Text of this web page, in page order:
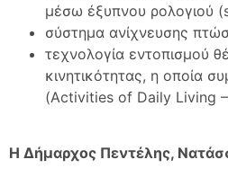
μέσω έξυπνου ρολογιού
σύστημα ανίχνευσης
τεχνολογία εντοπισμού
κινητικότητας, η οποία
(Activities of Daily Living
Η Δήμαρχος Πεντέλης,